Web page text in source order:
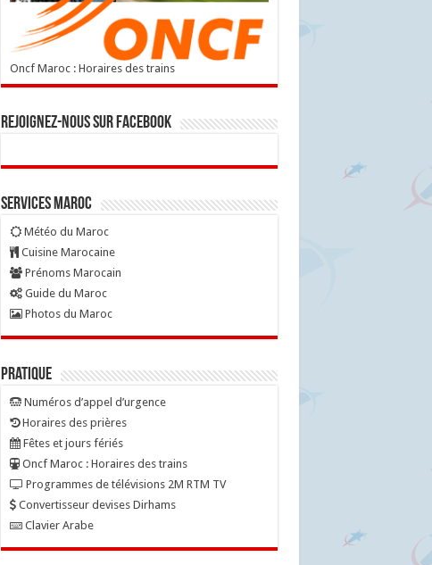
Oncf Maroc : Horaires des trains
Rejoignez-nous sur Facebook
Services Maroc
Météo du Maroc
Cuisine Marocaine
Prénoms Marocain
Guide du Maroc
Photos du Maroc
Pratique
Numéros d’appel d’urgence
Horaires des prières
Fêtes et jours fériés
Oncf Maroc : Horaires des trains
Programmes de télévisions 2M RTM TV
Convertisseur devises Dirhams
Clavier Arabe